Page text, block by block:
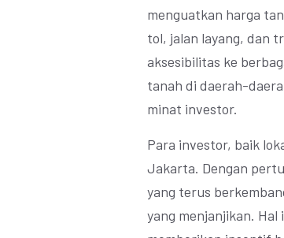
menguatkan harga
tol, jalan layang, dan
aksesibilitas ke
tanah di daerah-
minat investor.
Para investor, baik
Jakarta. Dengan
yang terus
yang menjanjikan.